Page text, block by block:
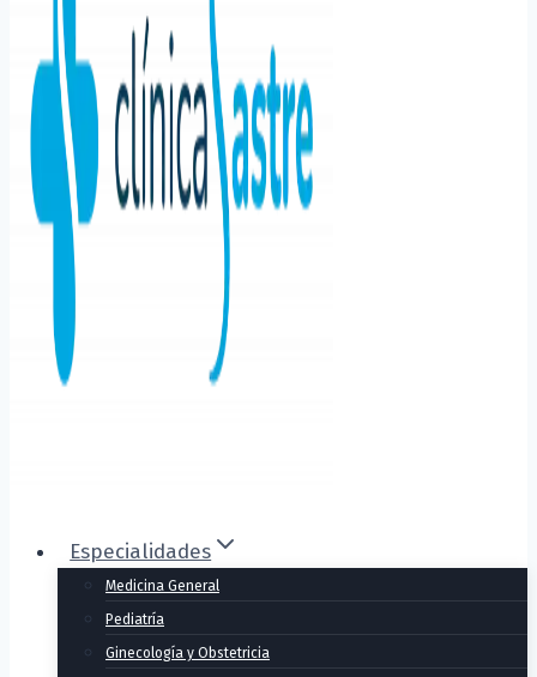
Especialidades
Medicina General
Pediatría
Ginecología y Obstetricia